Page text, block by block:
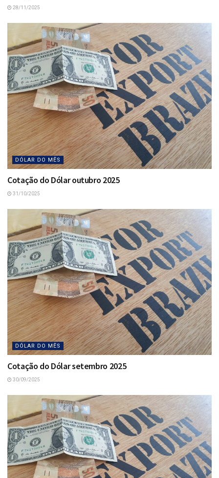
28/11/2025
DÓLAR DO MÊS
Cotação do Dólar outubro 2025
31/10/2025
DÓLAR DO MÊS
Cotação do Dólar setembro 2025
30/09/2025